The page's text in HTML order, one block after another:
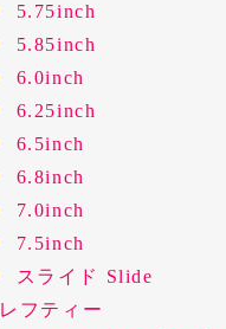
5.75inch
5.85inch
6.0inch
6.25inch
6.5inch
6.8inch
7.0inch
7.5inch
スライド Slide
レフティー